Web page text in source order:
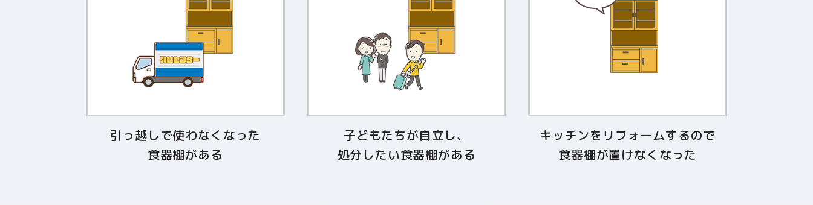
引っ越しで使わなくなった
食器棚がある
子どもたちが自立し、
処分したい食器棚がある
キッチンをリフォームするので
食器棚が置けなくなった